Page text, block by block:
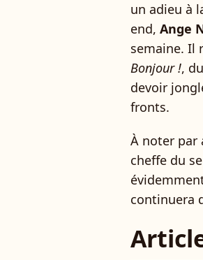
un adieu à
end, Ange
semaine. Il
Bonjour !,
devoir
fronts.
À noter par
cheffe du
continuera